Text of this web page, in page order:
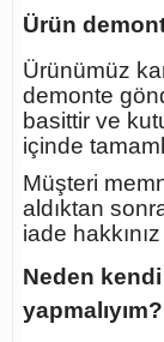
Ürün
Ürünümüz
demonte
basittir ve
içinde
Müşteri
aldıktan
iade
Neden
yapmalıyım?